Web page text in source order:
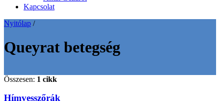
Kapcsolat
Nyitólap /
Queyrat betegség
Összesen: 1 cikk
Hímvesszőrák